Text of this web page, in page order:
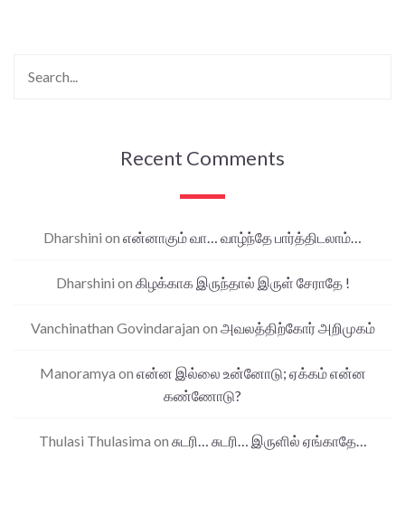
Recent Comments
Dharshini on என்னாகும் வா… வாழ்ந்தே பார்த்திடலாம்…
Dharshini on கிழக்காக இருந்தால் இருள் சேராதே !
Vanchinathan Govindarajan on அவலத்திற்கோர் அறிமுகம்
Manoramya on என்ன இல்லை உன்னோடு; ஏக்கம் என்ன
கண்ணோடு?
Thulasi Thulasima on சுடரி… சுடரி… இருளில் ஏங்காதே…